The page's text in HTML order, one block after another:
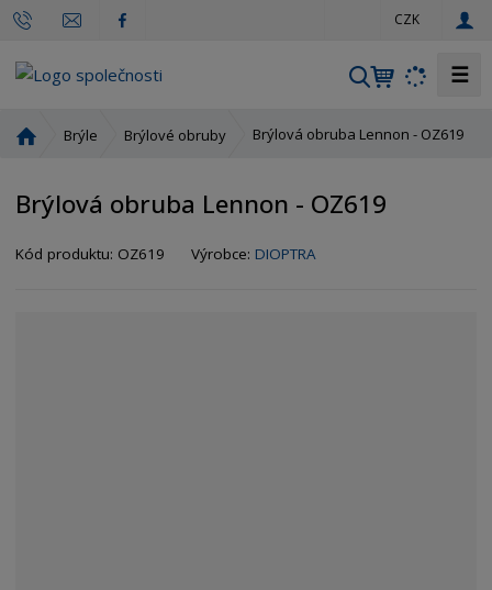
CZK
V
h
d
☰
d
í
Brýle Brýlové obruby Brýlová obruba Lennon - OZ619
Brýlová obruba Lennon - OZ619
Kód produktu: OZ619 Výrobce: DIOPTRA